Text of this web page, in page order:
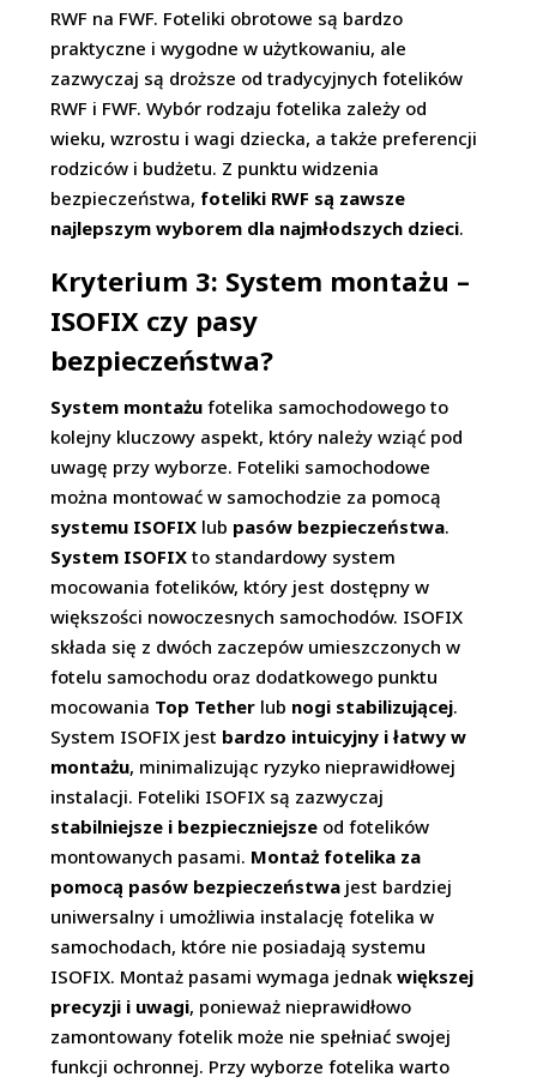
RWF na FWF. Foteliki obrotowe są bardzo
praktyczne i wygodne w użytkowaniu, ale
zazwyczaj są droższe od tradycyjnych fotelików
RWF i FWF. Wybór rodzaju fotelika zależy od
wieku, wzrostu i wagi dziecka, a także preferencji
rodziców i budżetu. Z punktu widzenia
bezpieczeństwa, foteliki RWF są zawsze
najlepszym wyborem dla najmłodszych dzieci.
Kryterium 3: System montażu –
ISOFIX czy pasy
bezpieczeństwa?
System montażu fotelika samochodowego to
kolejny kluczowy aspekt, który należy wziąć pod
uwagę przy wyborze. Foteliki samochodowe
można montować w samochodzie za pomocą
systemu ISOFIX lub pasów bezpieczeństwa.
System ISOFIX to standardowy system
mocowania fotelików, który jest dostępny w
większości nowoczesnych samochodów. ISOFIX
składa się z dwóch zaczepów umieszczonych w
fotelu samochodu oraz dodatkowego punktu
mocowania Top Tether lub nogi stabilizującej.
System ISOFIX jest bardzo intuicyjny i łatwy w
montażu, minimalizując ryzyko nieprawidłowej
instalacji. Foteliki ISOFIX są zazwyczaj
stabilniejsze i bezpieczniejsze od fotelików
montowanych pasami. Montaż fotelika za
pomocą pasów bezpieczeństwa jest bardziej
uniwersalny i umożliwia instalację fotelika w
samochodach, które nie posiadają systemu
ISOFIX. Montaż pasami wymaga jednakwiększej
precyzji i uwagi, ponieważ nieprawidłowo
zamontowany fotelik może nie spełniać swojej
funkcji ochronnej. Przy wyborze fotelika warto